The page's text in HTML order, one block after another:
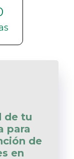
de tu
para
de
en